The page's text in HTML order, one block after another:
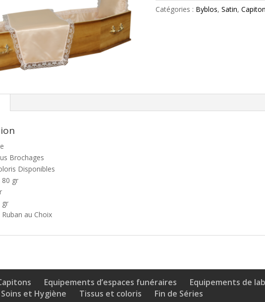
Catégories : Byblos, Satin,
Brochages
Disponibles
80 gr
gr
au Choix
Equipements d’espaces funéraires
Equipements de
Soins et Hygiène Tissus et coloris Fin de Séries